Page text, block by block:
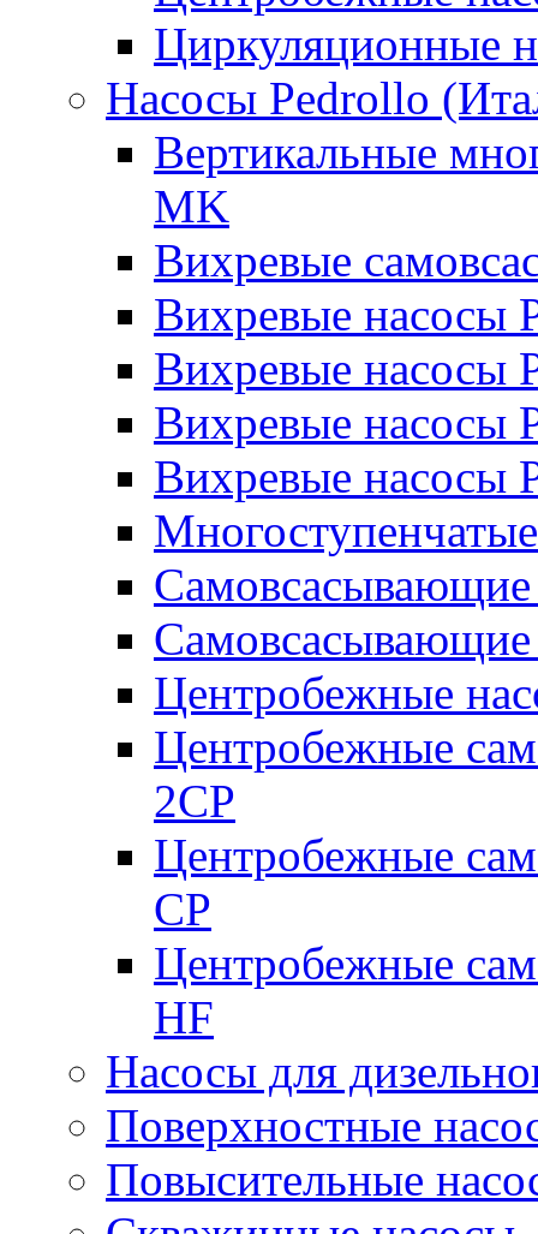
Циркуляционные
Насосы Pedrollo
Вертикальные
MK
Вихревые
Вихревые насосы
Вихревые насосы
Вихревые насосы
Вихревые насосы
Самовсасывающие
Центробежные
Центробежные
2CP
Центробежные
CP
Центробежные
HF
Насосы для
Поверхностные
Повысительные